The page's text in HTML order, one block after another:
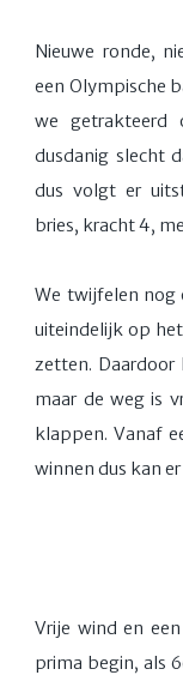
Nieuwe ronde,
een Olympische
we getrakteerd
dusdanig slecht
dus volgt er
bries, kracht 4,
We twijfelen nog
uiteindelijk op
zetten.
maar de weg is
klappen. Vanaf
winnen dus kan
Vrije wind en
prima begin, als